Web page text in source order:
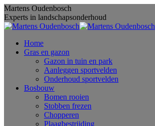
Skip
to
content
Martens Oudenbosch
Experts in landschapsonderhoud
Home
Gras en gazon
Gazon in tuin en park
Aanleggen sportvelden
Onderhoud sportvelden
Bosbouw
Bomen rooien
Stobben frezen
Chopperen
Plaagbestrijding